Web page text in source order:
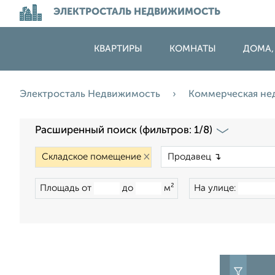
ЭЛЕКТРОСТАЛЬ НЕДВИЖИМОСТЬ
КВАРТИРЫ КОМНАТЫ ДОМА,
Электросталь Недвижимость Коммерческая
Расширенный поиск (фильтров: 1/8)
×
Площадь от до м² На улице: